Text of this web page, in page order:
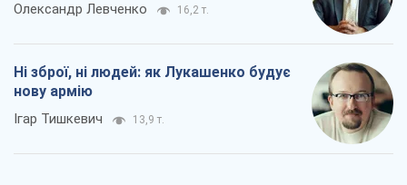
Олександр Левченко 16,2 т.
Ні зброї, ні людей: як Лукашенко будує
нову армію
Ігар Тишкевич 13,9 т.